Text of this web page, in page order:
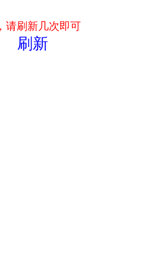
请刷新几次即可
刷新